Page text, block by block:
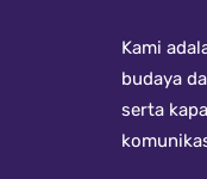
Kami
budaya
serta